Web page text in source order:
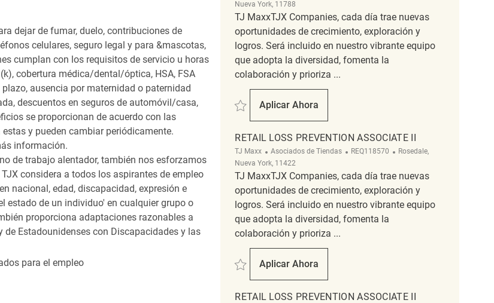
dejar de fumar, duelo, contribuciones de
celulares, seguro legal y para &mascotas,
cumplan con los requisitos de servicio u horas
cobertura médica/dental/óptica, HSA, FSA
ausencia por maternidad o paternidad
descuentos en seguros de automóvil/casa,
se proporcionan de acuerdo con las
y pueden cambiar periódicamente.
información.
de trabajo alentador, también nos esforzamos
considera a todos los aspirantes de empleo
nacional, edad, discapacidad, expresión e
estado de un individuo' en cualquier grupo o
proporciona adaptaciones razonables a
Estadounidenses con Discapacidades y las
para el empleo
Nueva York, 11788
TJ MaxxTJX Companies, cada día trae nuevas
oportunidades de crecimiento, exploración y
logros. Será incluido en nuestro vibrante equipo
que adopta la diversidad, fomenta la
colaboración y prioriza ...
Salvar Retail Loss Prevention Associate II REQ137740
Aplicar Ahora
Retail Loss Prevention Associate II
RETAIL LOSS PREVENTION ASSOCIATE II
TJ Maxx Categoría
Asociados de Tiendas ReqId
REQ118570 Ubicación
Rosedale,
Nueva York, 11422
TJ MaxxTJX Companies, cada día trae nuevas
oportunidades de crecimiento, exploración y
logros. Será incluido en nuestro vibrante equipo
que adopta la diversidad, fomenta la
colaboración y prioriza ...
Salvar Retail Loss Prevention Associate II REQ118570
Aplicar Ahora
Retail Loss Prevention Associate II
RETAIL LOSS PREVENTION ASSOCIATE II